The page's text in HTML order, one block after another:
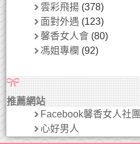
雲彩飛揚 (378)
面對外遇 (123)
馨香女人會 (80)
馮姐專欄 (92)
推薦網站
Facebook馨香女人社團
心好男人